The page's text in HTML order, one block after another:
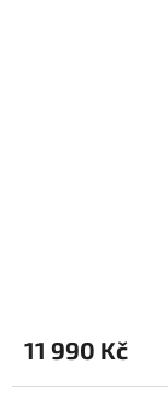
11 990 Kč